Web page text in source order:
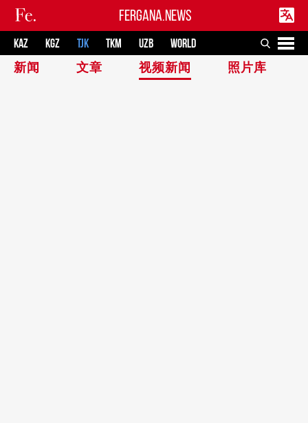
FERGANA.NEWS
KAZ KGZ TJK TKM UZB
WORLD
新闻
文章 视频新闻 照片库